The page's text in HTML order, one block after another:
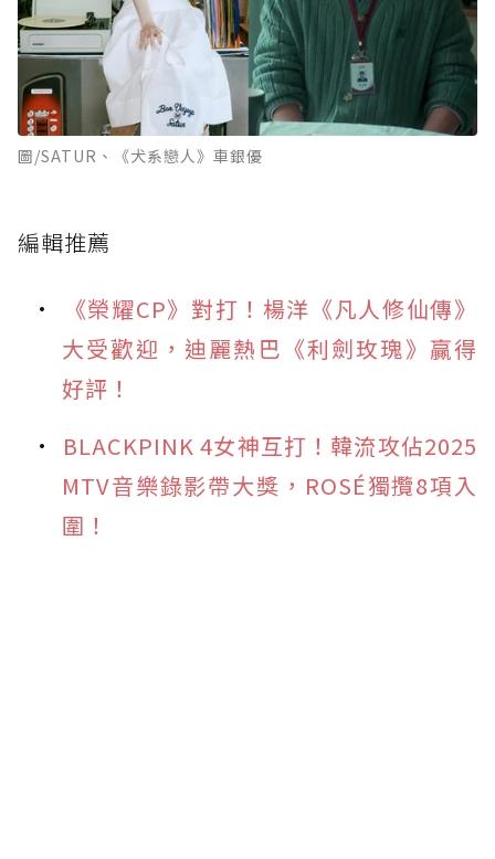
圖/SATUR、《犬系戀人》車銀優
編輯推薦
《榮耀CP》對打！楊洋《凡人修仙傳》
大受歡迎，迪麗熱巴《利劍玫瑰》贏得
好評！
BLACKPINK 4女神互打！韓流攻佔2025
MTV音樂錄影帶大獎，ROSÉ獨攬8項入
圍！